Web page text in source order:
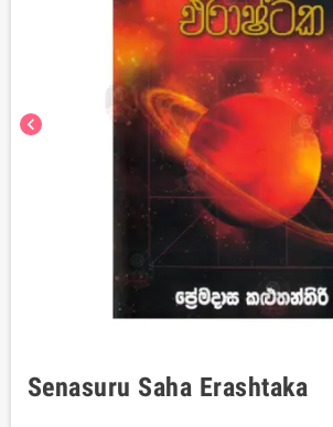
chevron_left
Senasuru Saha Erashtaka